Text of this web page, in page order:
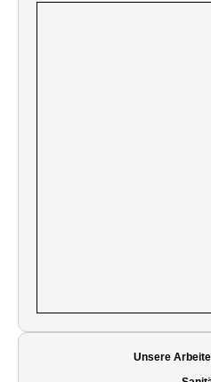
Unsere